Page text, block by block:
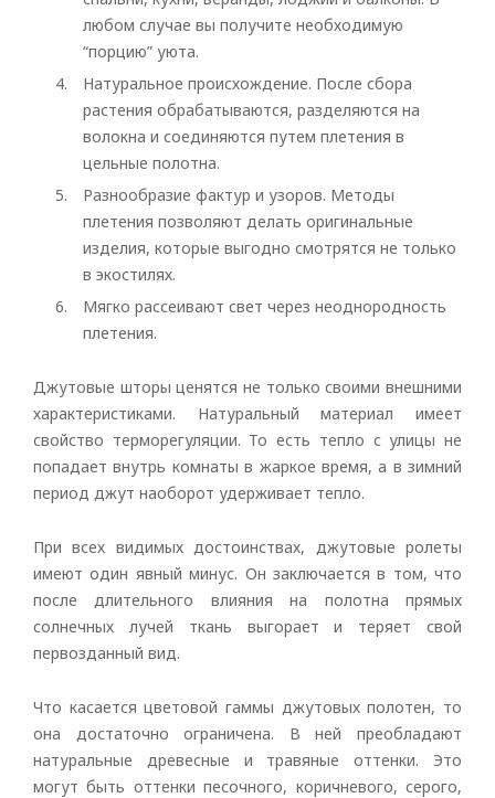
любом случае вы получите необходимую
“порцию” уюта.
Натуральное происхождение. После сбора
растения обрабатываются, разделяются на
волокна и соединяются путем плетения в
цельные полотна.
Разнообразие фактур и узоров. Методы
плетения позволяют делать оригинальные
изделия, которые выгодно смотрятся не только
в экостилях.
Мягко рассеивают свет через неоднородность
плетения.
Джутовые шторы ценятся не только своими внешними
характеристиками. Натуральный материал имеет
свойство терморегуляции. То есть тепло с улицы не
попадает внутрь комнаты в жаркое время, а в зимний
период джут наоборот удерживает тепло.
При всех видимых достоинствах, джутовые ролеты
имеют один явный минус. Он заключается в том, что
после длительного влияния на полотна прямых
солнечных лучей ткань выгорает и теряет свой
первозданный вид.
Что касается цветовой гаммы джутовых полотен, то
она достаточно ограничена. В ней преобладают
натуральные древесные и травяные оттенки. Это
могут быть оттенки песочного, коричневого, серого,